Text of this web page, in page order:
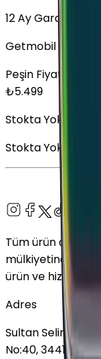
12 Ay Garanti
Getmobil Garantisi
Peşin Fiyatına
₺5.499
Stokta Yok
Stokta Yok
Tüm ürün adları,
mülkiyetindedir.
ürün ve hizmet
Adres
Sultan Selim
No:40, 34415